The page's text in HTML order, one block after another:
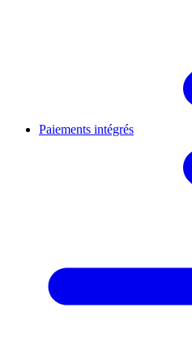
Paiements intégrés